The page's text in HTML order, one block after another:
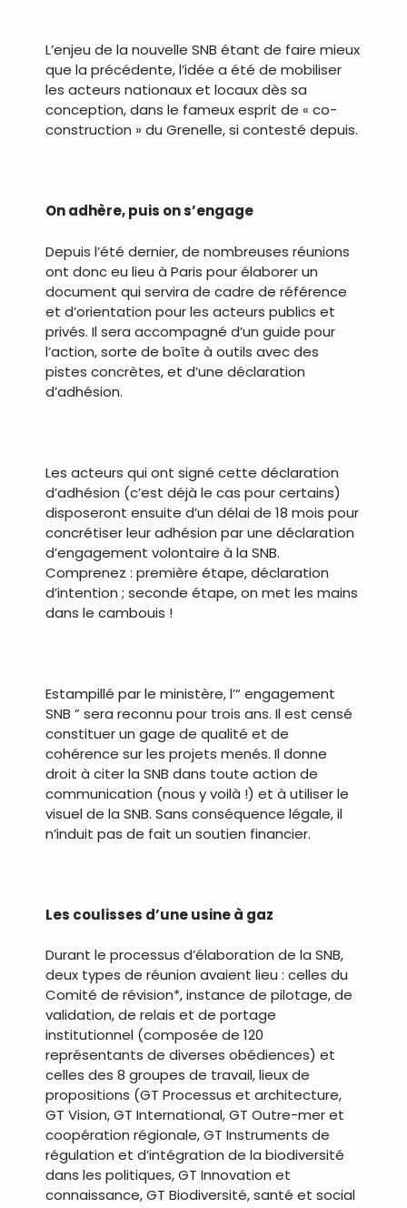
L’enjeu de la nouvelle SNB étant de faire mieux
que la précédente, l’idée a été de mobiliser
les acteurs nationaux et locaux dès sa
conception, dans le fameux esprit de « co-
construction » du Grenelle, si contesté depuis.
On adhère, puis on s’engage
Depuis l’été dernier, de nombreuses réunions
ont donc eu lieu à Paris pour élaborer un
document qui servira de cadre de référence
et d’orientation pour les acteurs publics et
privés. Il sera accompagné d’un guide pour
l’action, sorte de boîte à outils avec des
pistes concrètes, et d’une déclaration
d’adhésion.
Les acteurs qui ont signé cette déclaration
d’adhésion (c’est déjà le cas pour certains)
disposeront ensuite d’un délai de 18 mois pour
concrétiser leur adhésion par une déclaration
d’engagement volontaire à la SNB.
Comprenez : première étape, déclaration
d’intention ; seconde étape, on met les mains
dans le cambouis !
Estampillé par le ministère, l’“ engagement
SNB ” sera reconnu pour trois ans. Il est censé
constituer un gage de qualité et de
cohérence sur les projets menés. Il donne
droit à citer la SNB dans toute action de
communication (nous y voilà !) et à utiliser le
visuel de la SNB. Sans conséquence légale, il
n’induit pas de fait un soutien financier.
Les coulisses d’une usine à gaz
Durant le processus d’élaboration de la SNB,
deux types de réunion avaient lieu : celles du
Comité de révision*, instance de pilotage, de
validation, de relais et de portage
institutionnel (composée de 120
représentants de diverses obédiences) et
celles des 8 groupes de travail, lieux de
propositions (GT Processus et architecture,
GT Vision, GT International, GT Outre-mer et
coopération régionale, GT Instruments de
régulation et d’intégration de la biodiversité
dans les politiques, GT Innovation et
connaissance, GT Biodiversité, santé et social